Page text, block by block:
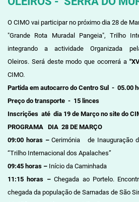
O CIMO vai participar no próximo dia 28 de
"Grande Rota Muradal Pangeia", Trilho
integrando a actividade Organizada
Oleiros. Será deste modo que ocorrerá a
CIMO.
Partida em autocarro do Centro Sul - 05.00
Preço do transporte - 15 linces
Inscrições até dia 19 de Março no site do
PROGRAMA DIA 28 DE MARÇO
09:00 horas –Cerimónia de Inauguração
“Trilho Internacional dos Apalaches”
09:45 horas – Início da Caminhada
11:15 horas –Chegada ao Portelo.
chegada da população de Sarnadas de São